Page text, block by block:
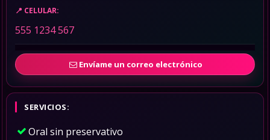
CELULAR:
555 1234 567
Envíame un correo electrónico
SERVICIOS:
Oral sin preservativo